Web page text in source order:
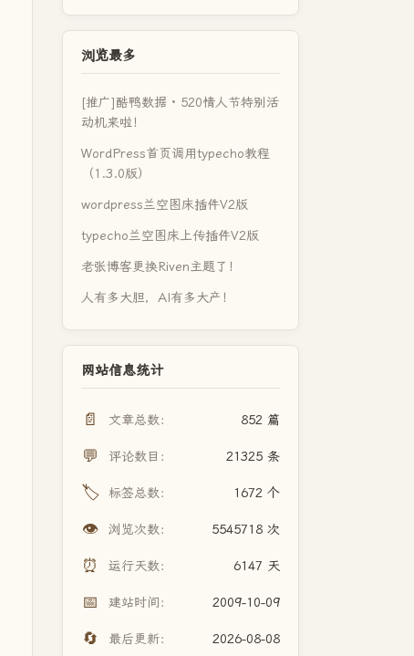
浏览最多
[推广]酷鸭数据 · 520情人节特别活
动机来啦！
WordPress首页调用typecho教程
（1.3.0版）
wordpress兰空图床插件V2版
typecho兰空图床上传插件V2版
老张博客更换Riven主题了！
人有多大胆，AI有多大产！
网站信息统计
📄 文章总数： 852 篇
💬 评论数目： 21325 条
🏷️ 标签总数： 1672 个
👁️ 浏览次数： 5545718 次
⏰ 运行天数： 6147 天
📅 建站时间： 2009-10-09
🔄 最后更新： 2026-08-08